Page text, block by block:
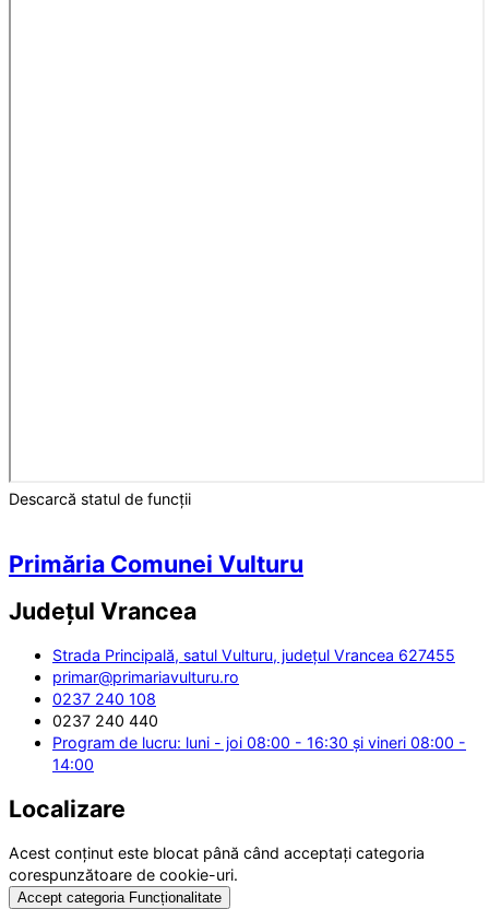
Descarcă statul de funcții
Primăria Comunei Vulturu
Județul Vrancea
Strada Principală, satul Vulturu, județul Vrancea 627455
primar@primariavulturu.ro
0237 240 108
0237 240 440
Program de lucru: luni - joi 08:00 - 16:30 și vineri 08:00 -
14:00
Localizare
Acest conținut este blocat până când acceptați categoria
corespunzătoare de cookie-uri.
Accept categoria Funcționalitate